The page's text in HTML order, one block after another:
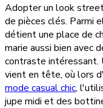
Adopter un look
de pièces clés. Parmi
détient une place de
marie aussi bien avec
contraste intéressant.
vient en tête, où lors
mode casual chic,
jupe midi et des